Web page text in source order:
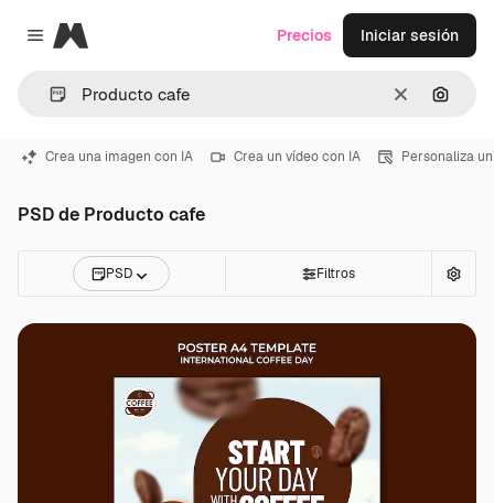
Close menu
Magnific
Borrar
Precios Iniciar sesión
Crea una imagen con IA Crea un vídeo con IA Personaliza
PSD de Producto cafe
PSD Filtros